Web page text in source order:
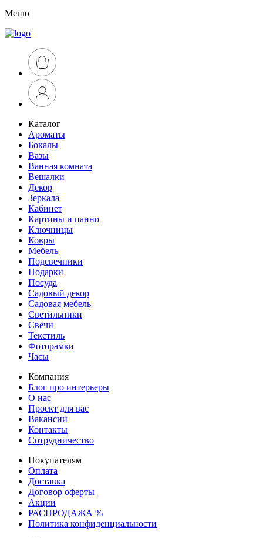
Меню
Каталог
Ароматы
Бокалы
Вазы
Ванная комната
Вешалки
Декор
Зеркала
Кабинет
Картины и панно
Ключницы
Ковры
Мебель
Подсвечники
Подарки
Посуда
Садовый декор
Садовая мебель
Светильники
Свечи
Текстиль
Фоторамки
Часы
Компания
Блог про интерьеры
О нас
Проект для вас
Вакансии
Контакты
Сотрудничество
Покупателям
Оплата
Доставка
Договор оферты
Акции
РАСПРОДАЖА %
Политика конфиденциальности